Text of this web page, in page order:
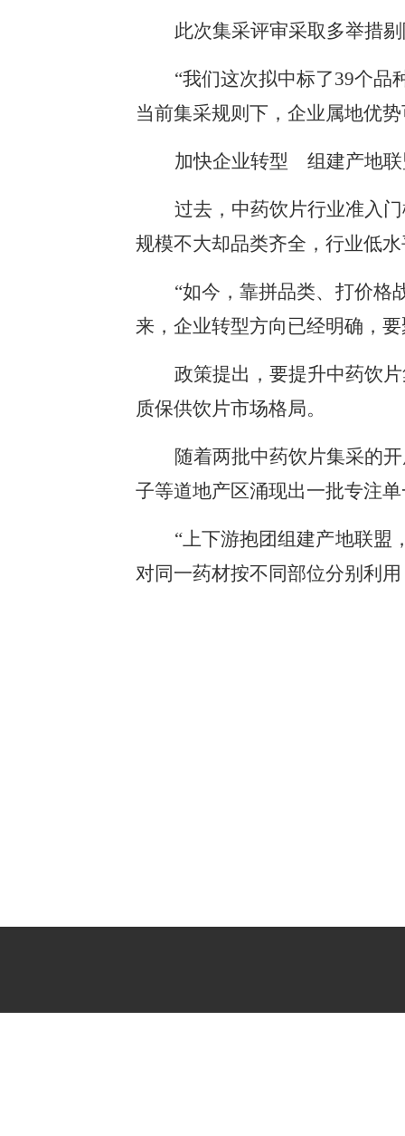
此次集采评审采取多举措
“我们这次拟中标了39个品
当前集采规则下，企业属地优
加快企业转型 组建产地联
过去，中药饮片行业准入
规模不大却品类齐全，行业低
“如今，靠拼品类、打价格
来，企业转型方向已经明确，
政策提出，要提升中药饮
质保供饮片市场格局。
随着两批中药饮片集采的
子等道地产区涌现出一批专注
“上下游抱团组建产地联盟
对同一药材按不同部位分别利